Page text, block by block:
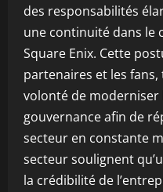
des responsabilités
une continuité dans le
Square Enix. Cette
partenaires et les
volonté de moderniser
gouvernance afin de
secteur en constante
secteur soulignent
la crédibilité de